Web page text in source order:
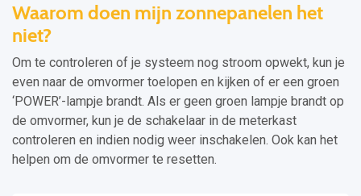
Waarom doen mijn zonnepanelen het
niet?
Om te controleren of je systeem nog stroom opwekt, kun je
even naar de omvormer toelopen en kijken of er een groen
‘POWER’-lampje brandt. Als er geen groen lampje brandt op
de omvormer, kun je de schakelaar in de meterkast
controleren en indien nodig weer inschakelen. Ook kan het
helpen om de omvormer te resetten.